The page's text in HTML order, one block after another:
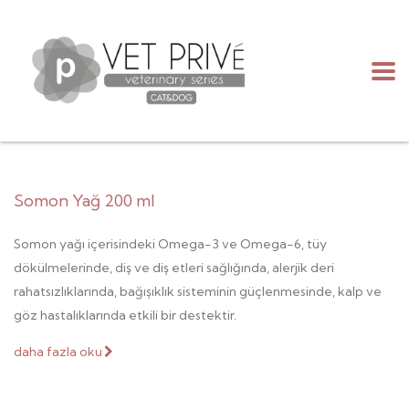
Somon Yağ 200 ml
Somon yağı içerisindeki Omega-3 ve Omega-6, tüy
dökülmelerinde, diş ve diş etleri sağlığında, alerjik deri
rahatsızlıklarında, bağışıklık sisteminin güçlenmesinde, kalp ve
göz hastalıklarında etkili bir destektir.
daha fazla oku